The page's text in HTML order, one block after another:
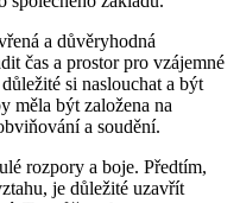
a důvěryhodná
čas a prostor pro vzájemné
si naslouchat a být
měla být založena na
a soudění.
rozpory a boje. Předtím,
je důležité uzavřít